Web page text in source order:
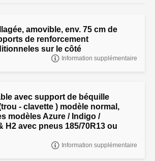
amovible, env. 75 cm de
de renforcement
sur le côté
Information supplémentaire
avec support de béquille
- clavette ) modèle normal,
modèles Azure / Indigo /
H2 avec pneus 185/70R13 ou
Information supplémentaire